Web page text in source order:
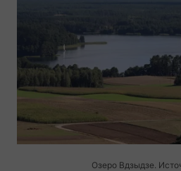
Озеро Вдзыдзе.